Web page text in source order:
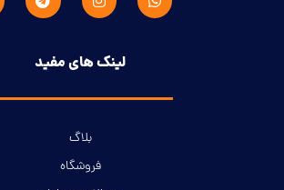
لینک های مفید
بلاگ
فروشگاه